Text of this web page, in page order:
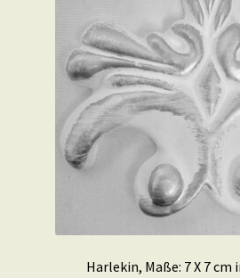
Harlekin, Maße: 7 X 7 cm